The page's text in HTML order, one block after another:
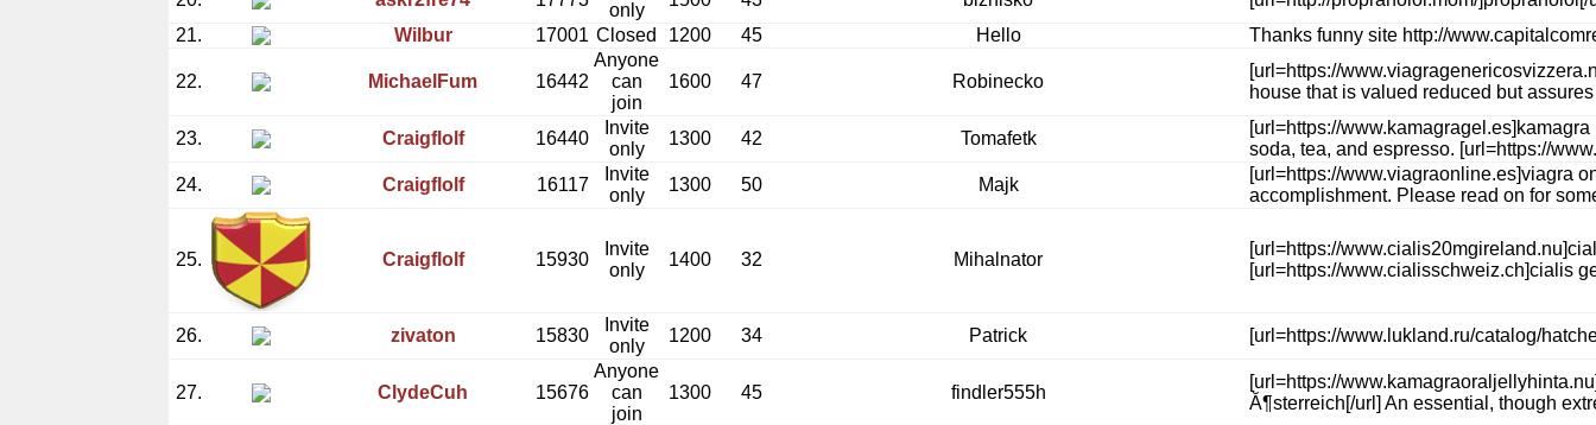
only
21.
Wilbur 17001 Closed 1200 45 Hello Thanks funny site http://
22. MichaelFum 16442
Anyone
can
join
1600 47 Robinecko
[url=https://
house that is valued reduced but
23. Craigflolf 16440
Invite
only
1300 42 Tomafetk
[url=https://
soda, tea, and espresso. [url=https://
24.
Craigflolf 16117
Invite
only
1300 50 Majk
[url=https://www.viagraonline.es]viagra
accomplishment. Please read on for
25. Craigflolf 15930
Invite
only
1400 32 Mihalnator
[url=https://
[url=https://www.cialisschweiz.ch]cialis
26. zivaton 15830
Invite
only
1200 34 Patrick [url=https://www.lukland.ru/catalog/
27. ClydeCuh 15676
Anyone
can
join
1300 45 findler555h
[url=https://
Ă¶sterreich[/url] An essential, though